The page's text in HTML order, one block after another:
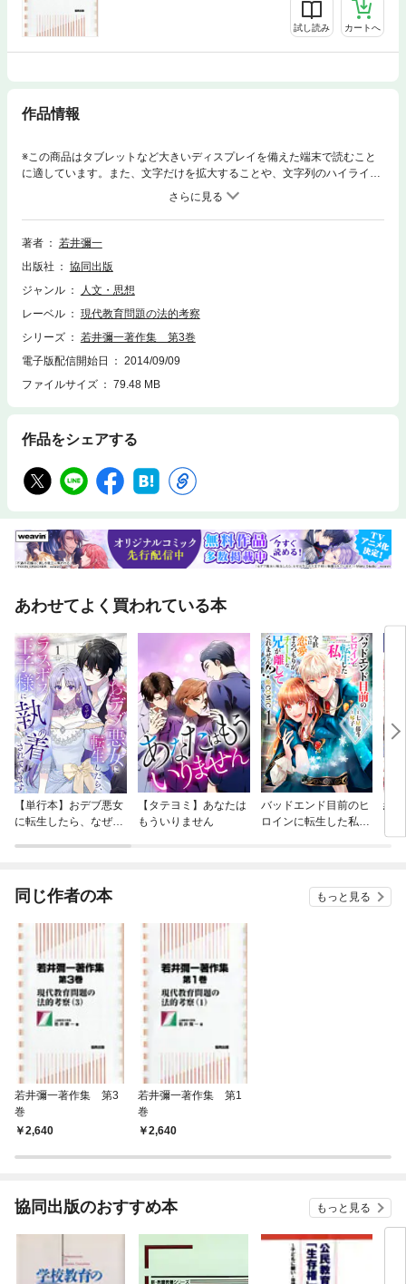
試し読み カートへ
作品情報
※この商品はタブレットなど大きいディスプレイを備えた端末で読むこと
に適しています。また、文字だけを拡大することや、文字列のハイライ
ト、検索、辞書の参照、引用などの機能が使用できません。教育に関わる
者に意欲と勇気、希望を与えてくれる第6代上越教育大学学長・若井彌一
氏からのメッセージ。それは法律の専門家でありながら、法令・行政は子
どもや保護者、そしてそれを支える教師のためにあるという信念による。
めた第3巻。
著者
若井彌一
出版社
協同出版
ジャンル
人文・思想
レーベル
現代教育問題の法的考察
シリーズ
若井彌一著作集 第3巻
電子版配信開始日
2014/09/09
ファイルサイズ
79.48 MB
作品をシェアする
あわせてよく買われている本
【単行本】おデブ悪女
に転生したら、なぜか
【タテヨミ】あなたは
もういりません
バッドエンド目前のヒ
ロインに転生した私、
結
同じ作者の本 もっと見る
若井彌一著作集 第3
巻
2,640
若井彌一著作集 第1
巻
2,640
協同出版のおすすめ本 もっと見る